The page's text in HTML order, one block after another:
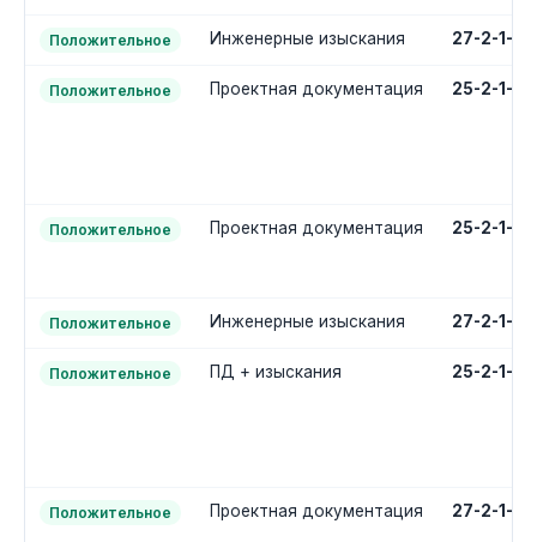
Положительное Инженерные изыскания 27-2-1-
Положительное Проектная документация 25-2-1-
Положительное Проектная документация 25-2-1-
Положительное Инженерные изыскания 27-2-1-1-
Положительное ПД + изыскания 25-2-1-
Положительное Проектная документация 27-2-1-2-